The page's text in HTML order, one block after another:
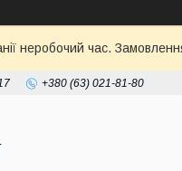
неробочий час.
+380 (63) 021-81-80